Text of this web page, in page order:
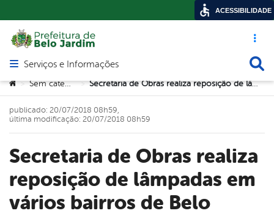
Acesso
Abrir menu principal de navegação
Serviços e Informações
Você está aqui:
> Sem categoria > Secretaria de Obras realiza reposição de lâmpadas em vários bairros de Belo Jardim
Secretaria de Obras realiza
reposição de lâmpadas em
vários bairros de Belo
publicado: 20/07/2018 08h59,
última modificação: 20/07/2018 08h59
ACESSIBILIDADE